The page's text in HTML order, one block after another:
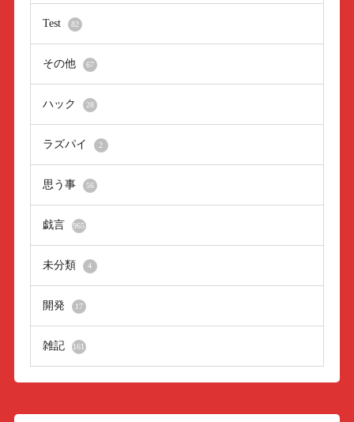
Test 82
その他 67
ハック 28
ラズパイ 2
思う事 56
戯言 965
未分類 4
開発 17
雑記 161